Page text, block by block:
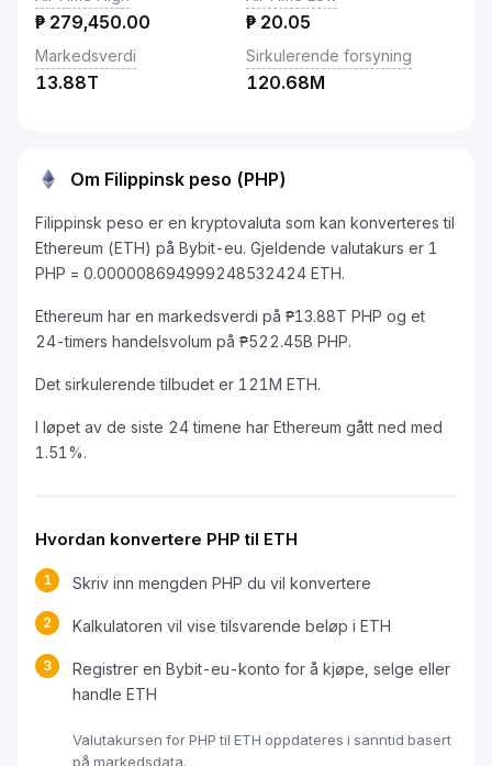
₱ 279,450.00 ₱ 20.05
Markedsverdi
13.88T
Sirkulerende forsyning
120.68M
Om Filippinsk peso (PHP)
Filippinsk peso er en kryptovaluta som kan konverteres til
Ethereum (ETH) på Bybit-eu. Gjeldende valutakurs er 1
PHP = 0.000008694999248532424 ETH.
Ethereum har en markedsverdi på ₱13.88T PHP og et
24-timers handelsvolum på ₱522.45B PHP.
Det sirkulerende tilbudet er 121M ETH.
I løpet av de siste 24 timene har Ethereum gått ned med
1.51%.
Hvordan konvertere PHP til ETH
1 Skriv inn mengden PHP du vil konvertere
2 Kalkulatoren vil vise tilsvarende beløp i ETH
3
Registrer en Bybit-eu-konto for å kjøpe, selge eller
handle ETH
Valutakursen for PHP til ETH oppdateres i sanntid basert
på markedsdata.